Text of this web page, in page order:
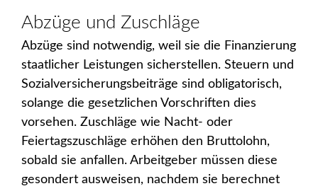
Abzüge und Zuschläge
Abzüge sind notwendig, weil sie die Finanzierung
staatlicher Leistungen sicherstellen. Steuern und
Sozialversicherungsbeiträge sind obligatorisch,
solange die gesetzlichen Vorschriften dies
vorsehen. Zuschläge wie Nacht- oder
Feiertagszuschläge erhöhen den Bruttolohn,
sobald sie anfallen. Arbeitgeber müssen diese
gesondert ausweisen, nachdem sie berechnet